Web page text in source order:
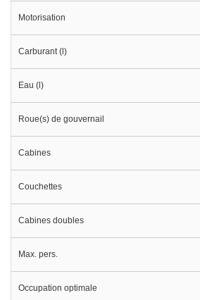
Motorisation
Carburant (l)
Eau (l)
Roue(s) de gouvernail
Cabines
Couchettes
Cabines doubles
Max. pers.
Occupation optimale